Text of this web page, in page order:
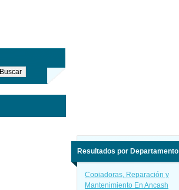
Resultados por Departamento
Copiadoras, Reparación y
Mantenimiento En Ancash